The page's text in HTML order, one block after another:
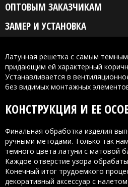
ОПТОВЫМ ЗАКАЗЧИКАМ
ЗАМЕР И УСТАНОВКА
Латунная решетка с самым
придающим ей характерный
Устанавливается в
без видимых монтажных
КОНСТРУКЦИЯ И ЕЕ
Финальная обработка изделия
ручными методами. Только так
темного цвета латуни с матовой
Каждое отверстие узора
Конечный итог трудоемкого
декоративный аксессуар с